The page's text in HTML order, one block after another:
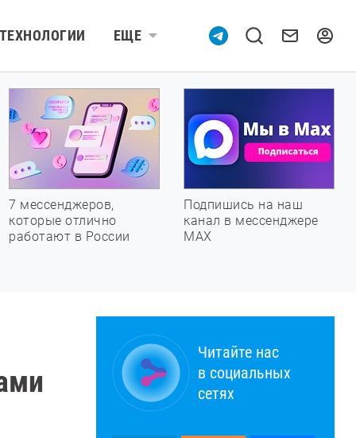
ТЕХНОЛОГИИ ЕЩЕ
7 мессенджеров,
которые отлично
работают в России
Подпишись на наш
канал в мессенджере
МАХ
Читайте нас
в социальных
сетях